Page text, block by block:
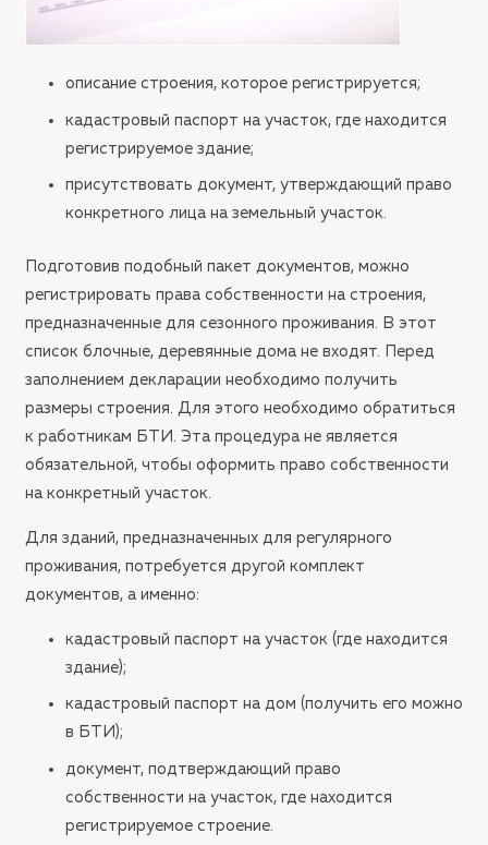
описание строения, которое регистрируется;
кадастровый паспорт на участок, где находится
регистрируемое здание;
присутствовать документ, утверждающий право
конкретного лица на земельный участок.
Подготовив подобный пакет документов, можно
регистрировать права собственности на строения,
предназначенные для сезонного проживания. В этот
список блочные, деревянные дома не входят. Перед
заполнением декларации необходимо получить
размеры строения. Для этого необходимо обратиться
к работникам БТИ. Эта процедура не является
обязательной, чтобы оформить право собственности
на конкретный участок.
Для зданий, предназначенных для регулярного
проживания, потребуется другой комплект
документов, а именно:
кадастровый паспорт на участок (где находится
здание);
кадастровый паспорт на дом (получить его можно
в БТИ);
документ, подтверждающий право
собственности на участок, где находится
регистрируемое строение.